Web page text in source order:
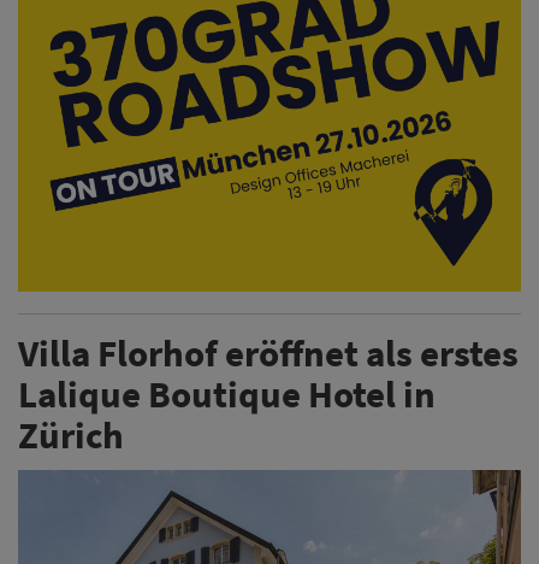
Villa Florhof eröffnet als erstes
Lalique Boutique Hotel in
Zürich